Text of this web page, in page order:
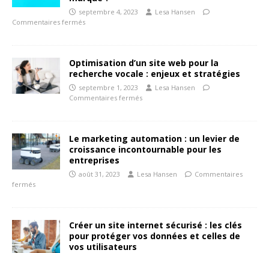
septembre 4, 2023
Lesa Hansen
Commentaires fermés
Optimisation d’un site web pour la
recherche vocale : enjeux et stratégies
septembre 1, 2023
Lesa Hansen
Commentaires fermés
Le marketing automation : un levier de
croissance incontournable pour les
entreprises
août 31, 2023 Lesa Hansen
Commentaires
fermés
Créer un site internet sécurisé : les clés
pour protéger vos données et celles de
vos utilisateurs